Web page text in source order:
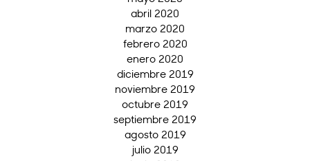
abril 2020
marzo 2020
febrero 2020
enero 2020
diciembre 2019
noviembre 2019
octubre 2019
septiembre 2019
agosto 2019
julio 2019